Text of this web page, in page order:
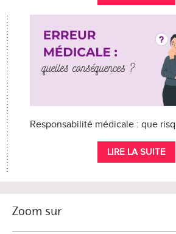
Responsabilité médicale : que
LIRE LA SUITE
Zoom sur